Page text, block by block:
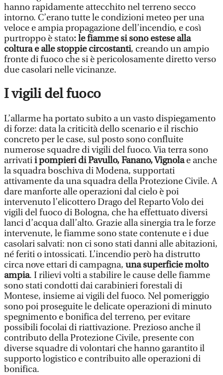
hanno rapidamente attecchito nel terreno secco
intorno. C’erano tutte le condizioni meteo per una
veloce e ampia propagazione dell’incendio, e così
purtroppo è stato: le fiamme si sono estese alla
coltura e alle stoppie circostanti, creando un ampio
fronte di fuoco che si è pericolosamente diretto verso
due casolari nelle vicinanze.
I vigili del fuoco
L’allarme ha portato subito a un vasto dispiegamento
di forze: data la criticità dello scenario e il rischio
concreto per le case, sul posto sono confluite
numerose squadre di vigili del fuoco. Via terra sono
arrivatii pompieri di Pavullo, Fanano, Vignolae anche
la squadra boschiva di Modena, supportati
attivamente da una squadra della Protezione Civile. A
dare manforte alle operazioni dal cielo è poi
intervenuto l’elicottero Drago del Reparto Volo dei
vigili del fuoco di Bologna, che ha effettuato diversi
lanci d’acqua dall’alto. Grazie alla sinergia tra le forze
intervenute, le fiamme sono state contenute e i due
casolari salvati: non ci sono stati danni alle abitazioni,
né feriti o intossicati. L’incendio però ha distrutto
circa nove ettari di campagna, una superficie molto
ampia. I rilievi volti a stabilire le cause delle fiamme
sono stati condotti dai carabinieri forestali di
Montese, insieme ai vigili del fuoco. Nel pomeriggio
sono poi proseguite le delicate operazioni di minuto
spegnimento e bonifica del terreno, per evitare
possibili focolai di riattivazione. Prezioso anche il
contributo della Protezione Civile, presente con
diverse squadre di volontari che hanno garantito il
supporto logistico e contribuito alle operazioni di
bonifica.